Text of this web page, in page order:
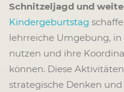
Schnitzeljagd und
Kindergeburtstag
lehrreiche Umgebung,
nutzen und ihre
können. Diese
strategische Denken